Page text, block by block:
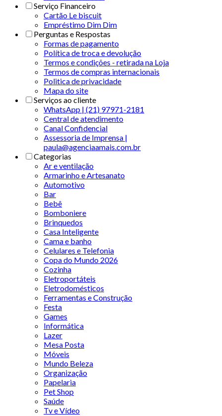
Serviço Financeiro
Cartão Le biscuit
Empréstimo Dim Dim
Perguntas e Respostas
Formas de pagamento
Política de troca e devolução
Termos e condições - retirada na Loja
Termos de compras internacionais
Politica de privacidade
Mapa do site
Serviços ao cliente
WhatsApp | (21) 97971-2181
Central de atendimento
Canal Confidencial
Assessoria de Imprensa |
paula@agenciaamais.com.br
Categorias
Ar e ventilação
Armarinho e Artesanato
Automotivo
Bar
Bebê
Bomboniere
Brinquedos
Casa Inteligente
Cama e banho
Celulares e Telefonia
Copa do Mundo 2026
Cozinha
Eletroportáteis
Eletrodomésticos
Ferramentas e Construção
Festa
Games
Informática
Lazer
Mesa Posta
Móveis
Mundo Beleza
Organização
Papelaria
Pet Shop
Saúde
Tv e Vídeo